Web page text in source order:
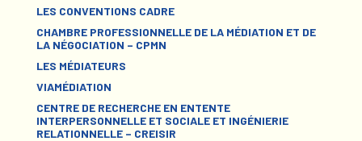
LES CONVENTIONS CADRE
CHAMBRE PROFESSIONNELLE DE LA MÉDIATION ET DE
LA NÉGOCIATION – CPMN
LES MÉDIATEURS
VIAMÉDIATION
CENTRE DE RECHERCHE EN ENTENTE
INTERPERSONNELLE ET SOCIALE ET INGÉNIERIE
RELATIONNELLE – CREISIR